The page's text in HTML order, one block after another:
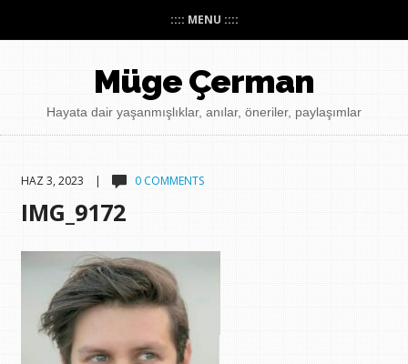
:::: MENU ::::
Müge Çerman
Hayata dair yaşanmışlıklar, anılar, öneriler, paylaşımlar
HAZ 3, 2023 | 0 COMMENTS
IMG_9172